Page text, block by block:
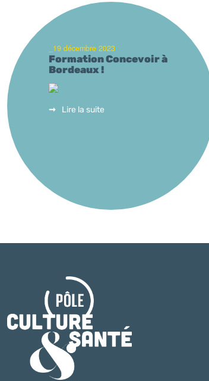
_19 décembre 2023
Formation Concevoir à
Bordeaux !
Lire la suite